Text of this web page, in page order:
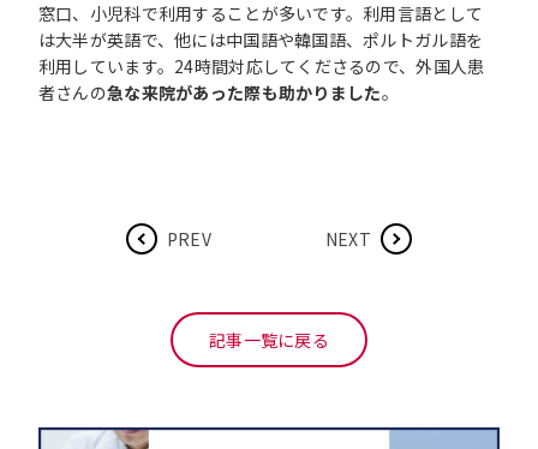
窓口、小児科で利用することが多いです。利用言語として
は大半が英語で、他には中国語や韓国語、ポルトガル語を
利用しています。24時間対応してくださるので、外国人患
者さんの急な来院があった際も助かりました。
PREV NEXT
記事一覧に戻る